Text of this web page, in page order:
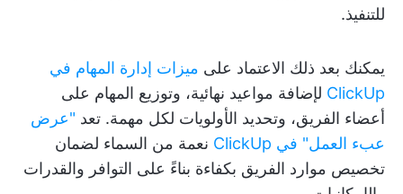
للتنفيذ.
يمكنك بعد ذلك الاعتماد على ميزات إدارة المهام في
ClickUp لإضافة مواعيد نهائية، وتوزيع المهام على
أعضاء الفريق، وتحديد الأولويات لكل مهمة. تعد "عرض
عبء العمل" في ClickUp
نعمة من السماء لضمان
تخصيص موارد الفريق بكفاءة بناءً على التوافر والقدرات